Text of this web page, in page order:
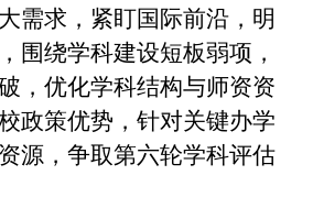
需求，紧盯国际前沿，明
围绕学科建设短板弱项，
，优化学科结构与师资资
政策优势，针对关键办学
源，争取第六轮学科评估